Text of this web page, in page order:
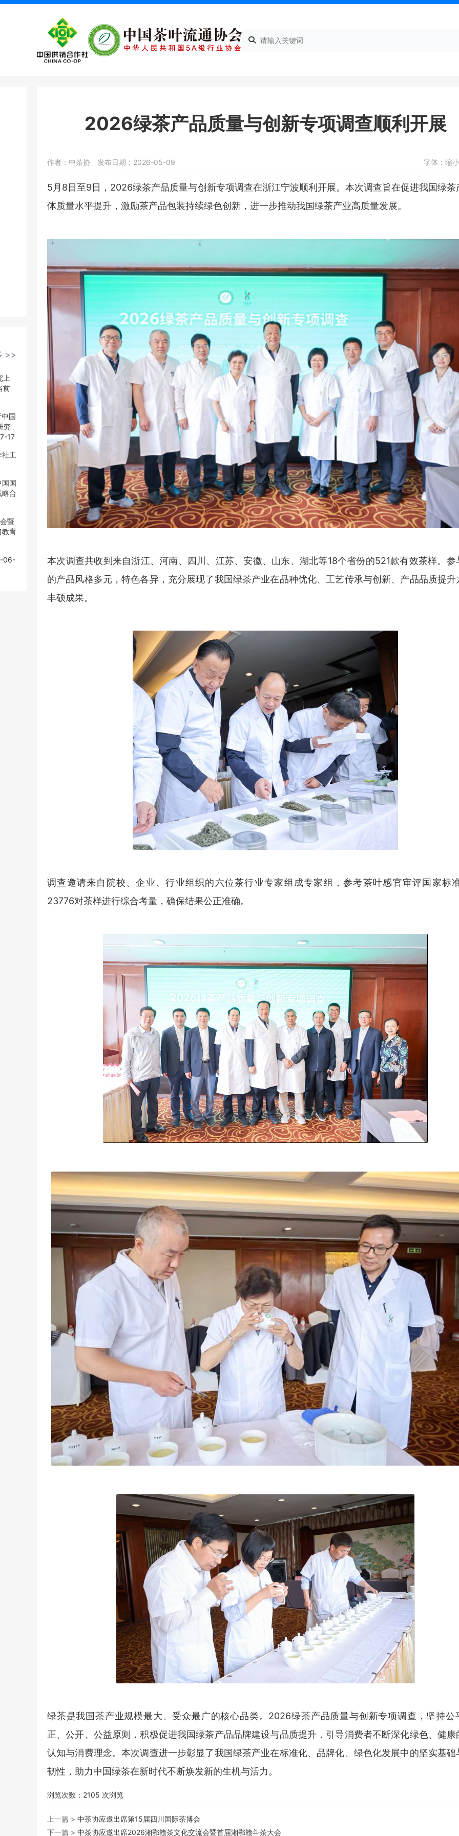
>>
上
前
国
究
17
社工
国国
略合
暨
教育
06-
2026绿茶产品质量与创新专项调查顺利开展
作者：中茶协 发布日期：2026-05-09 字体： 缩小
5月8日至9日，2026绿茶产品质量与创新专项调查在浙江宁波顺利开展。本次调查旨在促进我国绿茶
体质量水平提升，激励茶产品包装持续绿色创新，进一步推动我国绿茶产业高质量发展。
本次调查共收到来自浙江、河南、四川、江苏、安徽、山东、湖北等18个省份的521款有效茶样。参
的产品风格多元，特色各异，充分展现了我国绿茶产业在品种优化、工艺传承与创新、产品品质提升
丰硕成果。
调查邀请来自院校、企业、行业组织的六位茶行业专家组成专家组，参考茶叶感官审评国家标
23776对茶样进行综合考量，确保结果公正准确。
绿茶是我国茶产业规模最大、受众最广的核心品类。2026绿茶产品质量与创新专项调查，坚持公
正、公开、公益原则，积极促进我国绿茶产品品牌建设与品质提升，引导消费者不断深化绿色、健康
认知与消费理念。本次调查进一步彰显了我国绿茶产业在标准化、品牌化、绿色化发展中的坚实基础
韧性，助力中国绿茶在新时代不断焕发新的生机与活力。
浏览次数： 2105 次浏览
上一篇 > 中茶协应邀出席第15届四川国际茶博会
下一篇 > 中茶协应邀出席2026湘鄂赣茶文化交流会暨首届湘鄂赣斗茶大会
>>
上
前
国
究
17
社工
国国
略合
暨
教育
06-